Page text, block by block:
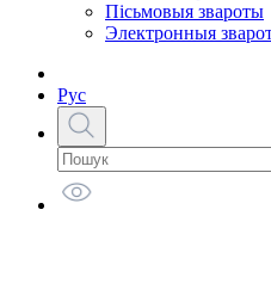
Пісьмовыя звароты
Электронныя
Рус